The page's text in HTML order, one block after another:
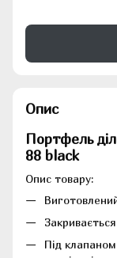
Опис
Портфель
88 black
Опис товару:
Під